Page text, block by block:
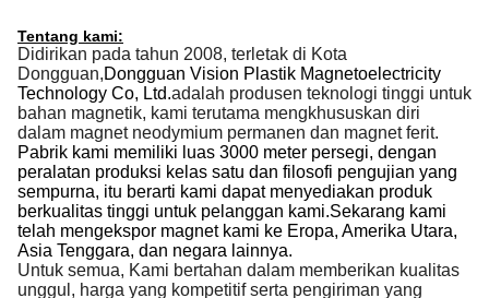
Tentang kami:
Didirikan pada tahun 2008, terletak di Kota
Dongguan,Dongguan Vision Plastik Magnetoelectricity
Technology Co, Ltd.adalah produsen teknologi tinggi untuk
bahan magnetik, kami terutama mengkhususkan diri
dalam magnet neodymium permanen dan magnet ferit.
Pabrik kami memiliki luas 3000 meter persegi, dengan
peralatan produksi kelas satu dan filosofi pengujian yang
sempurna, itu berarti kami dapat menyediakan produk
berkualitas tinggi untuk pelanggan kami.Sekarang kami
telah mengekspor magnet kami ke Eropa, Amerika Utara,
Asia Tenggara, dan negara lainnya.
Untuk semua, Kami bertahan dalam memberikan kualitas
unggul, harga yang kompetitif serta pengiriman yang